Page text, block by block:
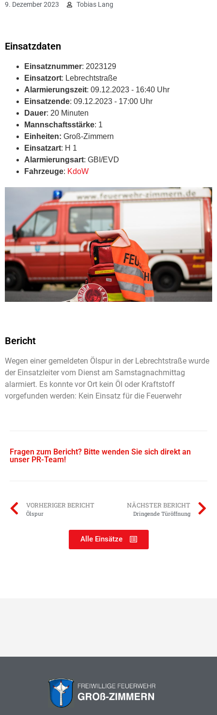
9. Dezember 2023 Tobias Lang
Einsatzdaten
Einsatznummer: 2023129
Einsatzort: Lebrechtstraße
Alarmierungszeit: 09.12.2023 - 16:40 Uhr
Einsatzende: 09.12.2023 - 17:00 Uhr
Dauer: 20 Minuten
Mannschaftsstärke: 1
Einheiten: Groß-Zimmern
Einsatzart: H 1
Alarmierungsart: GBI/EVD
Fahrzeuge: KdoW
Bericht
Wegen einer gemeldeten Ölspur in der Lebrechtstraße wurde
der Einsatzleiter vom Dienst am Samstagnachmittag
alarmiert. Es konnte vor Ort kein Öl oder Kraftstoff
vorgefunden werden: Kein Einsatz für die Feuerwehr
Fragen zum Bericht? Bitte wenden Sie sich direkt an
unser PR-Team!
VORHERIGER BERICHT
Ölspur
NÄCHSTER BERICHT
Dringende Türöffnung
Alle Einsätze